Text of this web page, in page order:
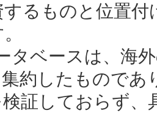
るものと位置
ベースは、海
約したものであ
証しておらず、